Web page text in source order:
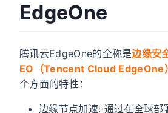
EdgeOne
腾讯云EdgeOne的全称是边缘安
EO（Tencent Cloud EdgeOne）
个方面的特性：
边缘节点加速: 通过在全球部